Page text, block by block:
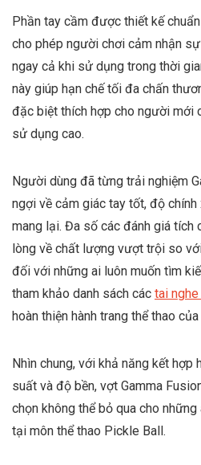
Phần tay cầm được thiết kế
cho phép người chơi cảm nhận
ngay cả khi sử dụng trong thời
này giúp hạn chế tối đa chấn
đặc biệt thích hợp cho người mới
sử dụng cao.
Người dùng đã từng trải nghiệm
ngợi về cảm giác tay tốt, độ
mang lại. Đa số các đánh giá tích
lòng về chất lượng vượt trội so
đối với những ai luôn muốn tìm
tham khảo danh sách các tai
hoàn thiện hành trang thể thao của
Nhìn chung, với khả năng kết hợp
suất và độ bền, vợt Gamma
chọn không thể bỏ qua cho
tại môn thể thao Pickle Ball.